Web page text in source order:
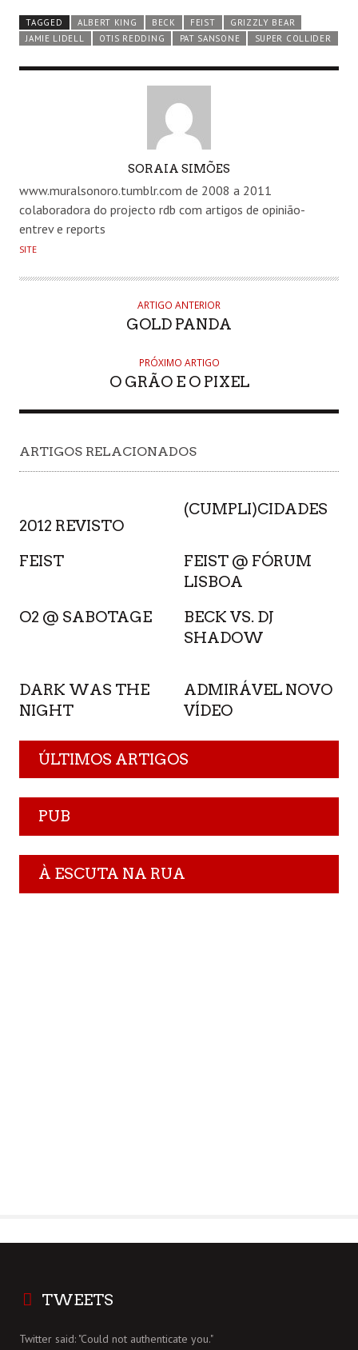
TAGGED ALBERT KING BECK FEIST
GRIZZLY BEAR
JAMIE LIDELL
OTIS REDDING PAT SANSONE SUPER COLLIDER
SORAIA SIMÕES
www.muralsonoro.tumblr.com de 2008 a 2011
colaboradora do projecto rdb com artigos de opinião-
entrev e reports
SITE
ARTIGO ANTERIOR
GOLD PANDA
PRÓXIMO ARTIGO
O GRÃO E O PIXEL
ARTIGOS RELACIONADOS
2012 REVISTO
(CUMPLI)CIDADES
FEIST
FEIST @ FÓRUM
LISBOA
O2 @ SABOTAGE
BECK VS. DJ
SHADOW
DARK WAS THE
NIGHT
ADMIRÁVEL NOVO
VÍDEO
ÚLTIMOS ARTIGOS
PUB
À ESCUTA NA RUA
TWEETS
Twitter said: "Could not authenticate you."